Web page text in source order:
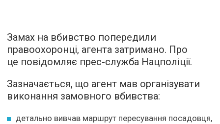
Замах на вбивство попередили
правоохоронці, агента затримано. Про
це повідомляє прес-служба Нацполіції.
Зазначається, що агент мав організувати
виконання замовного вбивства:
детально вивчав маршрут пересування посадовця,